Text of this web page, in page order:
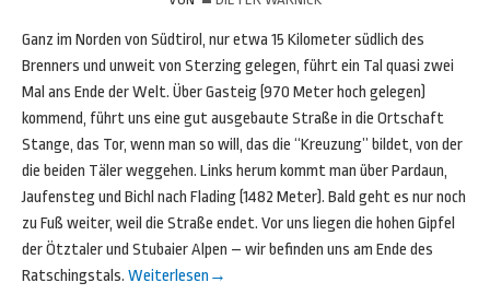
Ganz im Norden von Südtirol, nur etwa 15 Kilometer südlich des
Brenners und unweit von Sterzing gelegen, führt ein Tal quasi zwei
Mal ans Ende der Welt. Über Gasteig (970 Meter hoch gelegen)
kommend, führt uns eine gut ausgebaute Straße in die Ortschaft
Stange, das Tor, wenn man so will, das die “Kreuzung” bildet, von der
die beiden Täler weggehen. Links herum kommt man über Pardaun,
Jaufensteg und Bichl nach Flading (1482 Meter). Bald geht es nur noch
zu Fuß weiter, weil die Straße endet. Vor uns liegen die hohen Gipfel
der Ötztaler und Stubaier Alpen – wir befinden uns am Ende des
Ratschingstals. Weiterlesen →